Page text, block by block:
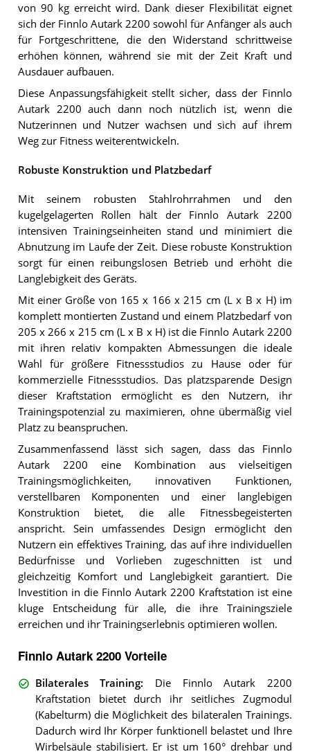
von 90 kg erreicht wird. Dank dieser Flexibilität eignet
sich der Finnlo Autark 2200 sowohl für Anfänger als auch
für Fortgeschrittene, die den Widerstand schrittweise
erhöhen können, während sie mit der Zeit Kraft und
Ausdauer aufbauen.
Diese Anpassungsfähigkeit stellt sicher, dass der Finnlo
Autark 2200 auch dann noch nützlich ist, wenn die
Nutzerinnen und Nutzer wachsen und sich auf ihrem
Weg zur Fitness weiterentwickeln.
Robuste Konstruktion und Platzbedarf
Mit seinem robusten Stahlrohrrahmen und den
kugelgelagerten Rollen hält der Finnlo Autark 2200
intensiven Trainingseinheiten stand und minimiert die
Abnutzung im Laufe der Zeit. Diese robuste Konstruktion
sorgt für einen reibungslosen Betrieb und erhöht die
Langlebigkeit des Geräts.
Mit einer Größe von 165 x 166 x 215 cm (L x B x H) im
komplett montierten Zustand und einem Platzbedarf von
205 x 266 x 215 cm (L x B x H) ist die Finnlo Autark 2200
mit ihren relativ kompakten Abmessungen die ideale
Wahl für größere Fitnessstudios zu Hause oder für
kommerzielle Fitnessstudios. Das platzsparende Design
dieser Kraftstation ermöglicht es den Nutzern, ihr
Trainingspotenzial zu maximieren, ohne übermäßig viel
Platz zu beanspruchen.
Zusammenfassend lässt sich sagen, dass das Finnlo
Autark 2200 eine Kombination aus vielseitigen
Trainingsmöglichkeiten, innovativen Funktionen,
verstellbaren Komponenten und einer langlebigen
Konstruktion bietet, die alle Fitnessbegeisterten
anspricht. Sein umfassendes Design ermöglicht den
Nutzern ein effektives Training, das auf ihre individuellen
Bedürfnisse und Vorlieben zugeschnitten ist und
gleichzeitig Komfort und Langlebigkeit garantiert. Die
Investition in die Finnlo Autark 2200 Kraftstation ist eine
kluge Entscheidung für alle, die ihre Trainingsziele
erreichen und ihr Trainingserlebnis optimieren wollen.
Finnlo Autark 2200 Vorteile
Bilaterales Training: Die Finnlo Autark 2200
Kraftstation bietet durch ihr seitliches Zugmodul
(Kabelturm) die Möglichkeit des bilateralen Trainings.
Dadurch wird Ihr Körper funktionell belastet und Ihre
Wirbelsäule stabilisiert. Er ist um 160° drehbar und